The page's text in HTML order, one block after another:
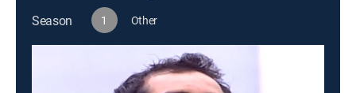
Season
1 Other